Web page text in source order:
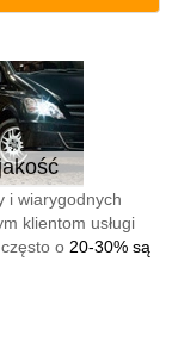
i wiarygodnych
klientom usługi
o 20-30% są